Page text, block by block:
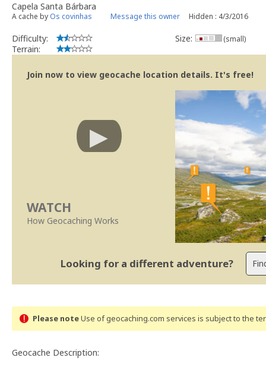
Capela Santa Bárbara
A cache by Os covinhas Message this owner Hidden : 4/3/2016
Difficulty:
Terrain:
Size: (small)
Join now to view geocache location details. It's free!
WATCH
How Geocaching Works
Looking for a different adventure?
Please noteUse of geocaching.com services is subject to the
Geocache Description: